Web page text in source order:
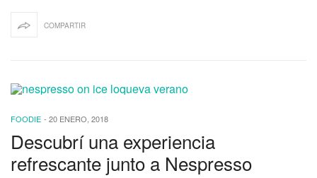
COMPARTIR
FOODIE - 20 ENERO, 2018
Descubrí una experiencia
refrescante junto a Nespresso